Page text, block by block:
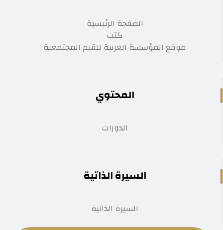
الصفحة الرئيسية
كتب
موقع المؤسسة العربية للقيم المجتمعية
المحتوي
الدورات
السيرة الذاتية
السيرة الذاتية